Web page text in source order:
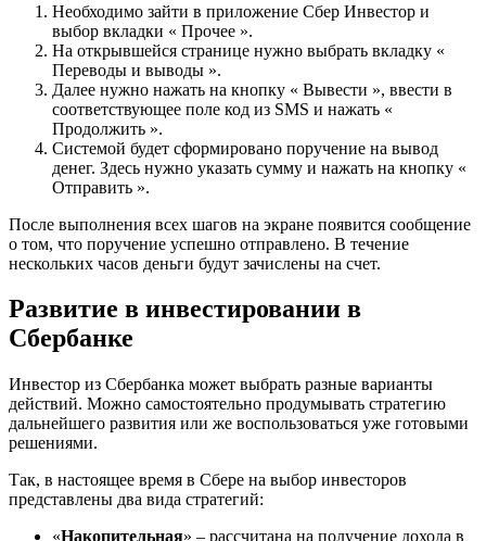
Необходимо зайти в приложение Сбер Инвестор и
выбор вкладки « Прочее ».
На открывшейся странице нужно выбрать вкладку «
Переводы и выводы ».
Далее нужно нажать на кнопку « Вывести », ввести в
соответствующее поле код из SMS и нажать «
Продолжить ».
Системой будет сформировано поручение на вывод
денег. Здесь нужно указать сумму и нажать на кнопку «
Отправить ».
После выполнения всех шагов на экране появится сообщение
о том, что поручение успешно отправлено. В течение
нескольких часов деньги будут зачислены на счет.
Развитие в инвестировании в
Сбербанке
Инвестор из Сбербанка может выбрать разные варианты
действий. Можно самостоятельно продумывать стратегию
дальнейшего развития или же воспользоваться уже готовыми
решениями.
Так, в настоящее время в Сбере на выбор инвесторов
представлены два вида стратегий:
«Накопительная» – рассчитана на получение дохода в